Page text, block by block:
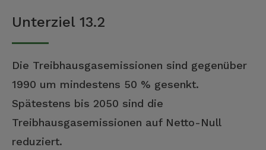
Unterziel 13.2
Die Treibhausgasemissionen sind gegenüber
1990 um mindestens 50 % gesenkt.
Spätestens bis 2050 sind die
Treibhausgasemissionen auf Netto-Null
reduziert.